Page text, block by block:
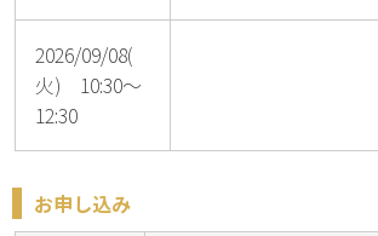
2026/09/08(
火) 10:30～
12:30
お申し込み